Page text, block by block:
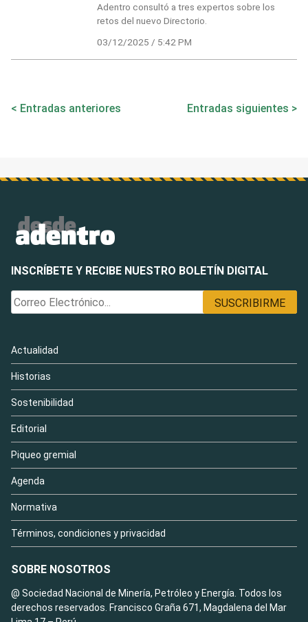
Adentro consultó a tres expertos sobre los
retos del nuevo Directorio.
03/12/2025 / 5:42 PM
Navegación
Entradas anteriores Entradas siguientes
INSCRÍBETE Y RECIBE NUESTRO BOLETÍN DIGITAL
Actualidad
Historias
Sostenibilidad
Editorial
Piqueo gremial
Agenda
Normativa
Términos, condiciones y privacidad
SOBRE NOSOTROS
@ Sociedad Nacional de Minería, Petróleo y Energía. Todos los
derechos reservados. Francisco Graña 671, Magdalena del Mar